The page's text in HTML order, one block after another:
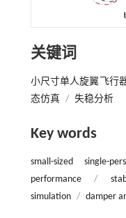
关键词
小尺寸单人旋翼飞行
态仿真 / 失稳分析
Key words
small-sized single-
performance
/
simulation / damper